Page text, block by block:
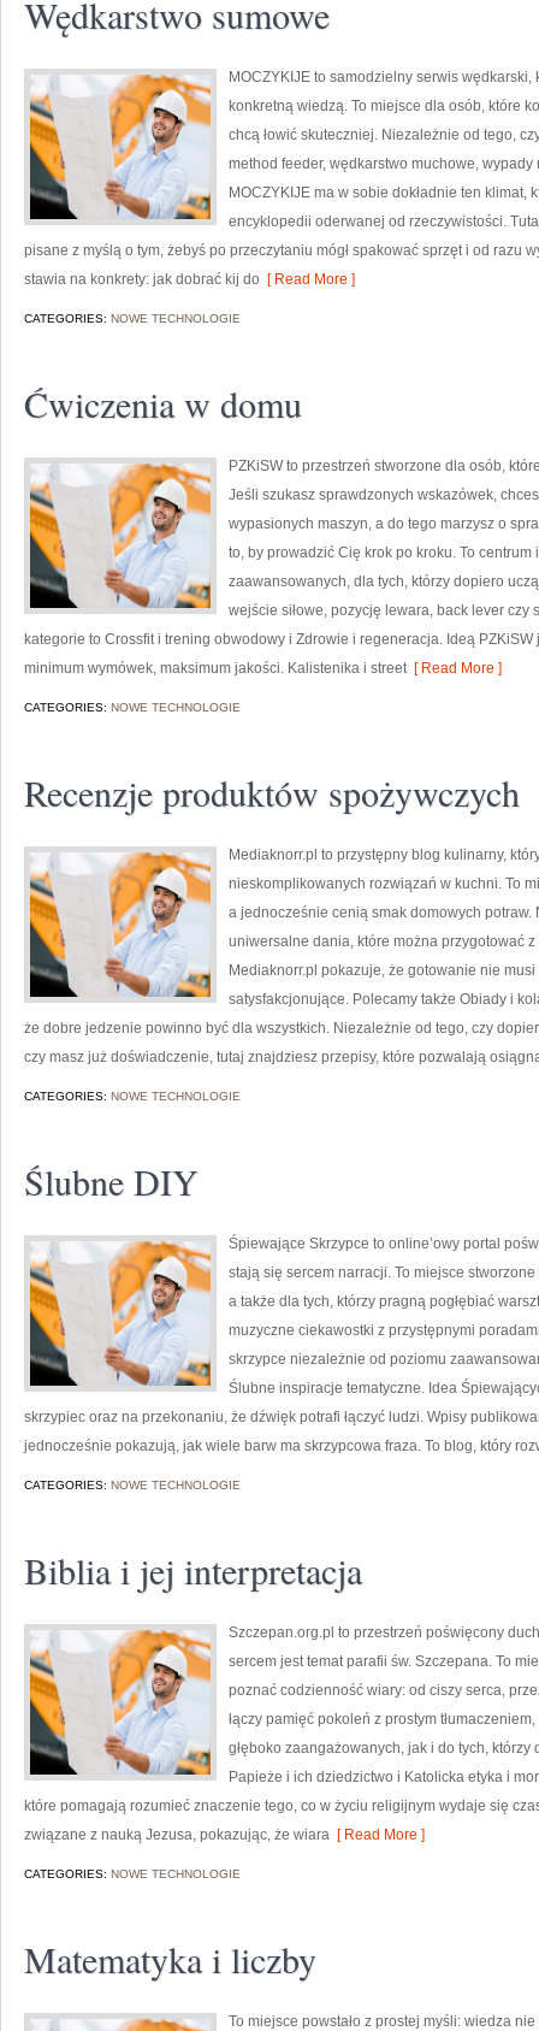
Wędkarstwo sumowe
MOCZYKIJE to samodzielny serwis wędkarski,
konkretną wiedzą. To miejsce dla osób, które
chcą łowić skuteczniej. Niezależnie od tego,
method feeder, wędkarstwo muchowe,
MOCZYKIJE ma w sobie dokładnie ten klimat,
encyklopedii oderwanej od rzeczywistości.
pisane z myślą o tym, żebyś po przeczytaniu mógł spakować sprzęt i od razu
stawia na konkrety: jak dobrać kij do [ Read More ]
CATEGORIES: NOWE TECHNOLOGIE
Ćwiczenia w domu
PZKiSW to przestrzeń stworzone dla osób,
Jeśli szukasz sprawdzonych wskazówek,
wypasionych maszyn, a do tego marzysz o
to, by prowadzić Cię krok po kroku. To
zaawansowanych, dla tych, którzy dopiero
wejście siłowe, pozycję lewara, back lever
kategorie to Crossfit i trening obwodowy i Zdrowie i regeneracja. Ideą
minimum wymówek, maksimum jakości. Kalistenika i street[ Read More ]
CATEGORIES: NOWE TECHNOLOGIE
Recenzje produktów spożywczych
Mediaknorr.pl to przystępny blog kulinarny,
nieskomplikowanych rozwiązań w kuchni. To
a jednocześnie cenią smak domowych
uniwersalne dania, które można przygotować z
Mediaknorr.pl pokazuje, że gotowanie nie musi
satysfakcjonujące. Polecamy także Obiady i
że dobre jedzenie powinno być dla wszystkich. Niezależnie od tego, czy
czy masz już doświadczenie, tutaj znajdziesz przepisy, które pozwalają
CATEGORIES: NOWE TECHNOLOGIE
Ślubne DIY
Śpiewające Skrzypce to online’owy portal
stają się sercem narracji. To miejsce
a także dla tych, którzy pragną pogłębiać
muzyczne ciekawostki z przystępnymi
skrzypce niezależnie od poziomu
Ślubne inspiracje tematyczne. Idea
skrzypiec oraz na przekonaniu, że dźwięk potrafi łączyć ludzi. Wpisy
jednocześnie pokazują, jak wiele barw ma skrzypcowa fraza. To blog, który
CATEGORIES: NOWE TECHNOLOGIE
Biblia i jej interpretacja
Szczepan.org.pl to przestrzeń poświęcony
sercem jest temat parafii św. Szczepana. To
poznać codzienność wiary: od ciszy serca,
łączy pamięć pokoleń z prostym
głęboko zaangażowanych, jak i do tych,
Papieże i ich dziedzictwo i Katolicka etyka i
które pomagają rozumieć znaczenie tego, co w życiu religijnym wydaje się
związane z nauką Jezusa, pokazując, że wiara [ Read More ]
CATEGORIES: NOWE TECHNOLOGIE
Matematyka i liczby
To miejsce powstało z prostej myśli: wiedza